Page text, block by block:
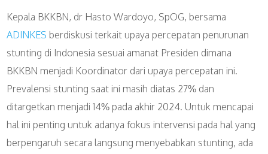
Kepala BKKBN, dr Hasto Wardoyo, SpOG, bersama
ADINKES berdiskusi terkait upaya percepatan penurunan
stunting di Indonesia sesuai amanat Presiden dimana
BKKBN menjadi Koordinator dari upaya percepatan ini.
Prevalensi stunting saat ini masih diatas 27% dan
ditargetkan menjadi 14% pada akhir 2024. Untuk mencapai
hal ini penting untuk adanya fokus intervensi pada hal yang
berpengaruh secara langsung menyebabkan stunting, ada